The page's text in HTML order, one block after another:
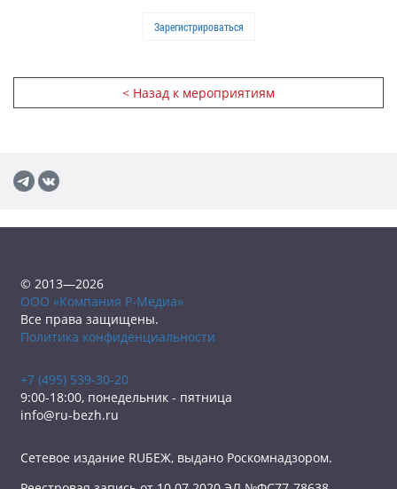
Зарегистрироваться
< Назад к мероприятиям
© 2013—2026
ООО «Компания Р-Медиа»
Все права защищены.
Политика конфиденциальности
+7 (495) 539-30-20
9:00-18:00, понедельник - пятница
info@ru-bezh.ru
Сетевое издание RUБЕЖ, выдано Роскомнадзором.